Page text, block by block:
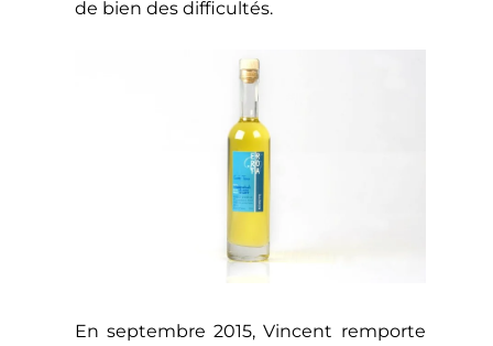
de bien des difficultés.
En septembre 2015, Vincent remporte